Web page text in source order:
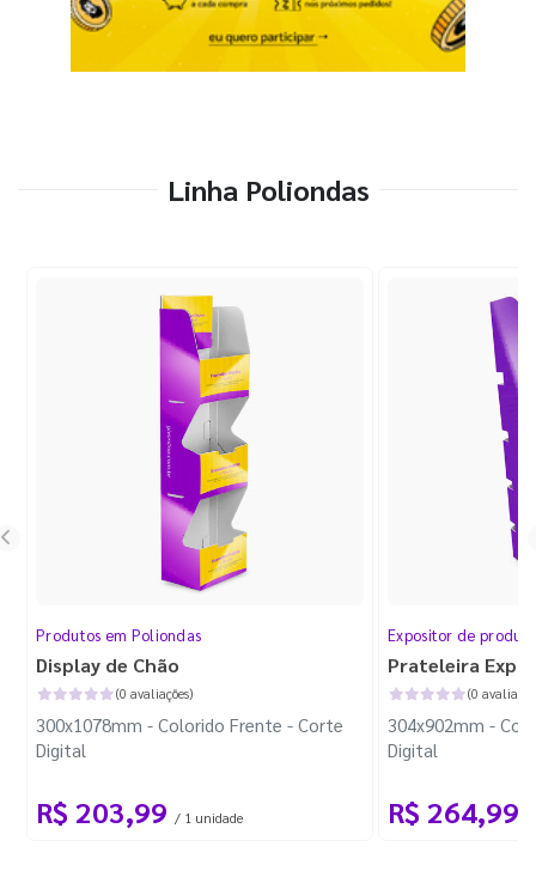
Linha Poliondas
Produtos em Poliondas
Display de Chão
(0 avaliações)
300x1078mm - Colorido Frente - Corte
Digital
R$ 203,99 / 1 unidade
Expositor de
Prateleira
(0
304x902mm -
Digital
R$ 264,99